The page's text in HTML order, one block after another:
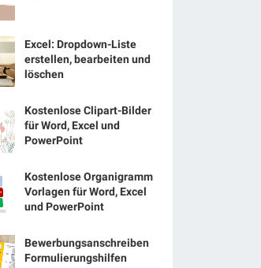
Excel: Dropdown-Liste
erstellen, bearbeiten und
löschen
Kostenlose Clipart-Bilder
für Word, Excel und
PowerPoint
Kostenlose Organigramm
Vorlagen für Word, Excel
und PowerPoint
Bewerbungsanschreiben
Formulierungshilfen